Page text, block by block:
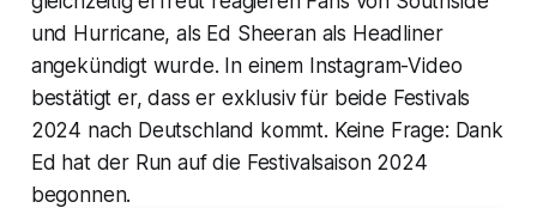
und Hurricane, als Ed Sheeran als Headliner
angekündigt wurde. In einem Instagram-Video
bestätigt er, dass er exklusiv für beide Festivals
2024 nach Deutschland kommt. Keine Frage: Dank
Ed hat der Run auf die Festivalsaison 2024
begonnen.